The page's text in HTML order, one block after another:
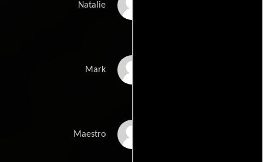
Natalie
Mark
Maestro